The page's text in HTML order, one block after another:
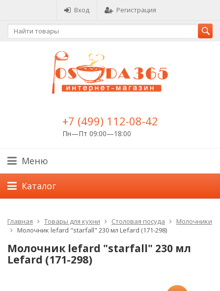
Вход Регистрация
+7 (499) 112-08-42
Пн—Пт 09:00—18:00
Меню
Каталог
Главная Товары для кухни Столовая посуда
Молочники
Молочник lefard "starfall" 230 мл Lefard (171-298)
Молочник lefard "starfall" 230 мл
Lefard (171-298)